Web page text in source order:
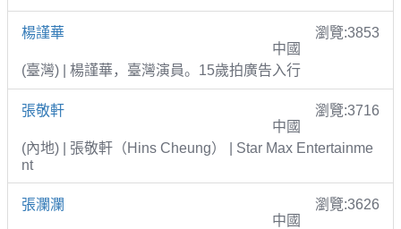
楊謹華
瀏覽:3853
中國
(臺灣) | 楊謹華，臺灣演員。15歲拍廣告入行
張敬軒
瀏覽:3716
中國
(內地) | 張敬軒（Hins Cheung） | Star Max Entertainme
nt
張瀾瀾
瀏覽:3626
中國